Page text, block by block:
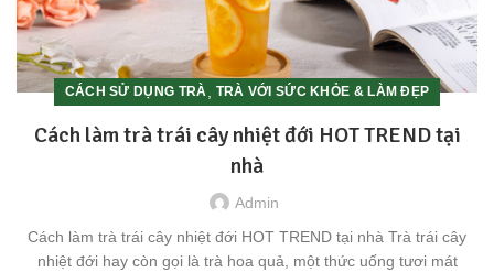
CÁCH SỬ DỤNG TRÀ, TRÀ VỚI SỨC KHỎE & LÀM ĐẸP
Cách làm trà trái cây nhiệt đới HOT TREND tại
nhà
Admin
Cách làm trà trái cây nhiệt đới HOT TREND tại nhà Trà trái cây
nhiệt đới hay còn gọi là trà hoa quả, một thức uống tươi mát